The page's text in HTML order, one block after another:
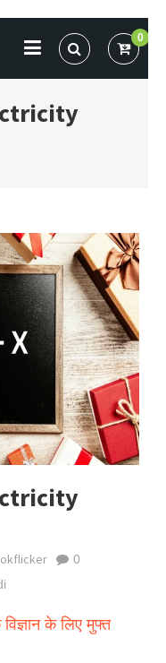
0
0
के लिए मुफ्त